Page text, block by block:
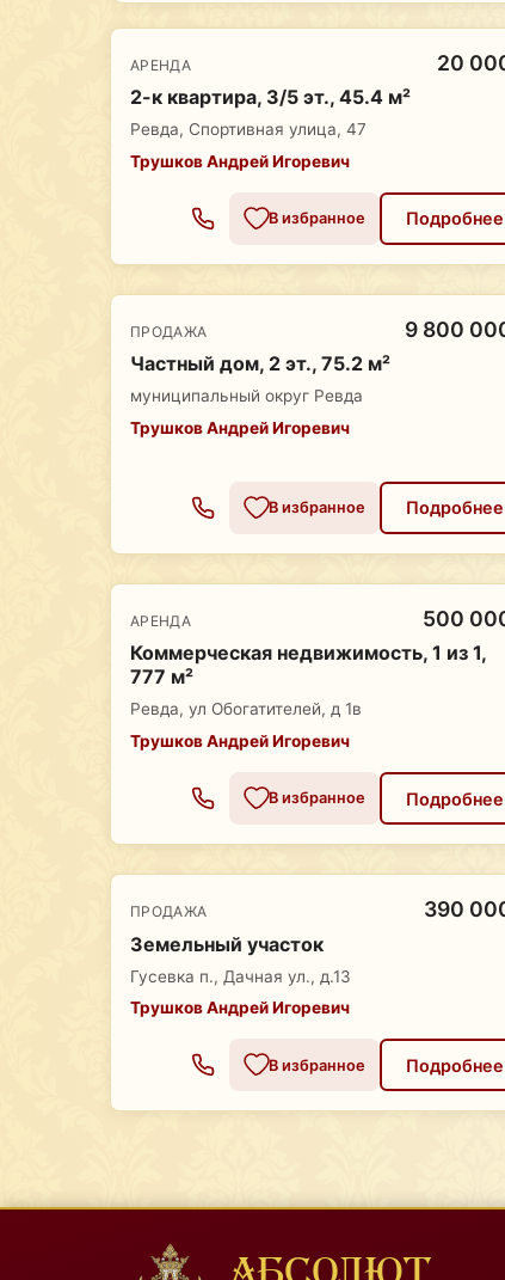
АРЕНДА 20
2-к квартира, 3/5 эт., 45.4 м²
Ревда, Спортивная улица, 47
Трушков Андрей Игоревич
В избранное Подробнее
ПРОДАЖА 9 800
Частный дом, 2 эт., 75.2 м²
муниципальный округ Ревда
Трушков Андрей Игоревич
В избранное Подробнее
АРЕНДА 500
Коммерческая недвижимость, 1 из 1,
777 м²
Ревда, ул Обогатителей, д 1в
Трушков Андрей Игоревич
В избранное Подробнее
ПРОДАЖА 390
Земельный участок
Гусевка п., Дачная ул., д.13
Трушков Андрей Игоревич
В избранное Подробнее